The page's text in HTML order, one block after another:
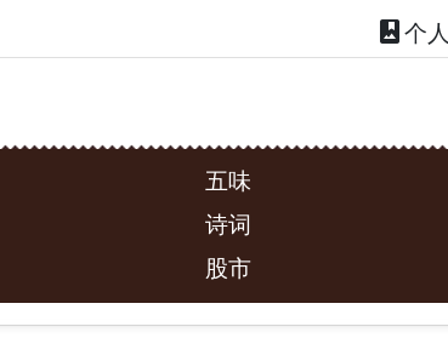
photo_album 个人
五味
诗词
股市